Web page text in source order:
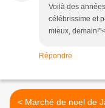
Voilà des
célébrissime et
mieux,
Répondre
< Marché de noel de Janvry